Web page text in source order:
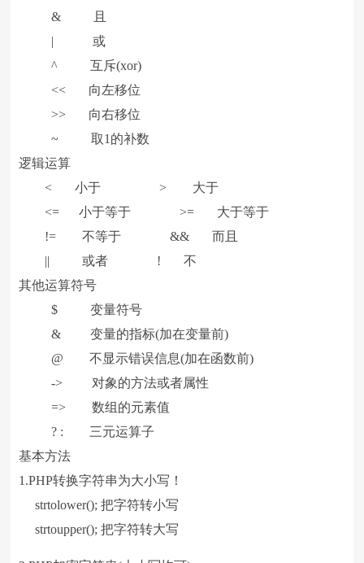
& 且
| 或
^ 互斥(xor)
<< 向左移位
>> 向右移位
~ 取1的补数
逻辑运算
< 小于 > 大于
<= 小于等于 >= 大于等于
!= 不等于 && 而且
|| 或者 ! 不
其他运算符号
$ 变量符号
& 变量的指标(加在变量前)
@ 不显示错误信息(加在函数前)
-> 对象的方法或者属性
=> 数组的元素值
? : 三元运算子
基本方法
1.PHP转换字符串为大小写！
strtolower(); 把字符转小写
strtoupper(); 把字符转大写